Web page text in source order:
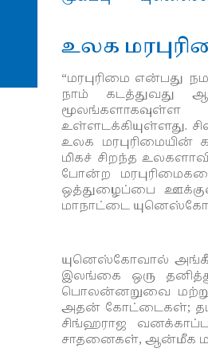
உலக
“மரபுரிமை என்பது
நாம் கடத்துவது
மூலங்களாகவுள்ள
உள்ளடக்கியுள்ளது.
உலக மரபுரிமையின்
மிகச் சிறந்த
போன்ற
ஒத்துழைப்பை
மாநாட்டை
யுனெஸ்கோவால்
இலங்கை ஒரு
பொலன்னறுவை மற்றும்
அதன் கோட்டைகள்;
சிங்ஹராஜ
சாதனைகள், ஆன்மீக